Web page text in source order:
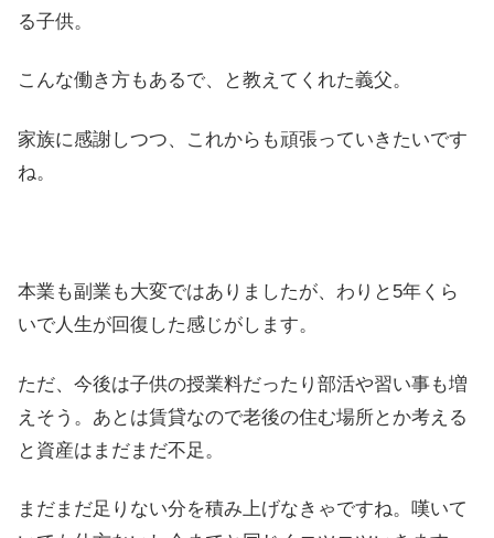
る子供。
こんな働き方もあるで、と教えてくれた義父。
家族に感謝しつつ、これからも頑張っていきたいです
ね。
本業も副業も大変ではありましたが、わりと5年くら
いで人生が回復した感じがします。
ただ、今後は子供の授業料だったり部活や習い事も増
えそう。あとは賃貸なので老後の住む場所とか考える
と資産はまだまだ不足。
まだまだ足りない分を積み上げなきゃですね。嘆いて